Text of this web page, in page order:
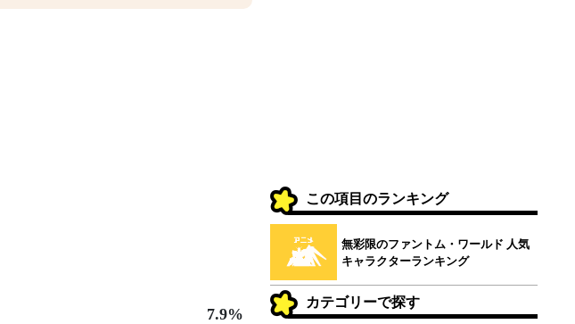
7.9%
この項目のランキング
無彩限のファントム・ワールド 人気
キャラクターランキング
カテゴリーで探す